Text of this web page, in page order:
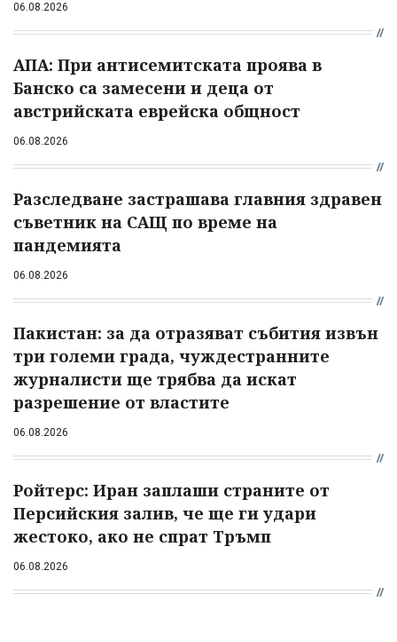
06.08.2026
АПА: При антисемитската проява в
Банско са замесени и деца от
австрийската еврейска общност
06.08.2026
Разследване застрашава главния здравен
съветник на САЩ по време на
пандемията
06.08.2026
Пакистан: за да отразяват събития извън
три големи града, чуждестранните
журналисти ще трябва да искат
разрешение от властите
06.08.2026
Ройтерс: Иран заплаши страните от
Персийския залив, че ще ги удари
жестоко, ако не спрат Тръмп
06.08.2026